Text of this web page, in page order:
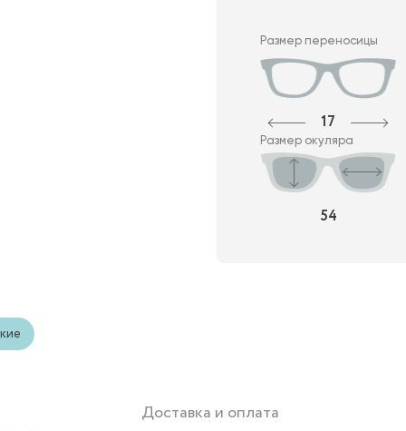
Размер переносицы
17
Размер окуляра
54
Доставка и оплата